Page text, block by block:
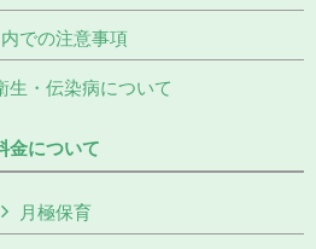
での注意事項
生・伝染病について
金について
月極保育